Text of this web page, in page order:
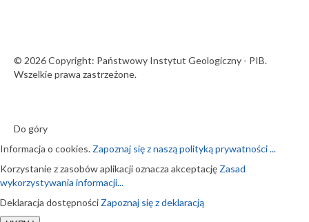
© 2026 Copyright: Państwowy Instytut Geologiczny - PIB.
Wszelkie prawa zastrzeżone.
Do góry
Informacja o cookies. Zapoznaj się z naszą polityką prywatności ...
Korzystanie z zasobów aplikacji oznacza akceptację Zasad
wykorzystywania informacji...
Deklaracja dostępności Zapoznaj się z deklaracją